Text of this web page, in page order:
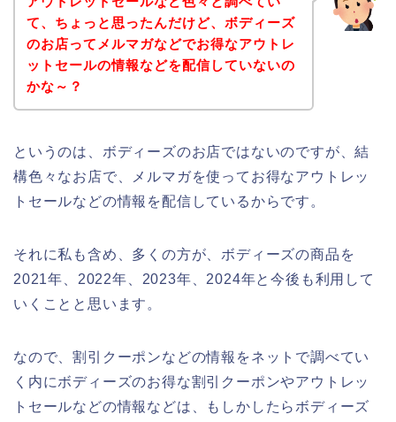
て、ちょっと思ったんだけど、ボディーズ
のお店ってメルマガなどでお得なアウトレ
ットセールの情報などを配信していないの
かな～？
というのは、ボディーズのお店ではないのですが、結
構色々なお店で、メルマガを使ってお得なアウトレッ
トセールなどの情報を配信しているからです。
それに私も含め、多くの方が、ボディーズの商品を
2021年、2022年、2023年、2024年と今後も利用して
いくことと思います。
なので、割引クーポンなどの情報をネットで調べてい
く内にボディーズのお得な割引クーポンやアウトレッ
トセールなどの情報などは、もしかしたらボディーズ